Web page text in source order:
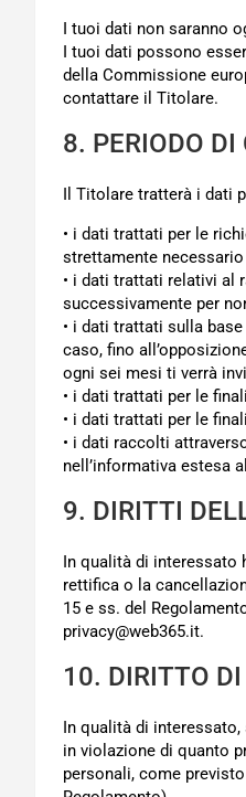
I tuoi dati non saranno
I tuoi dati possono
della Commissione
contattare il Titolare.
8. PERIODO DI
Il Titolare tratterà i dati
• i dati trattati per le
strettamente
• i dati trattati relativi al
successivamente per
• i dati trattati sulla
caso, fino
ogni sei mesi ti verrà
• i dati trattati per le
• i dati trattati per le
• i dati raccolti
nell’informativa estesa
9. DIRITTI
In qualità di interessato
rettifica o la
15 e ss. del
privacy@web365.it.
10. DIRITTO
In qualità di
in violazione di quanto
personali, come